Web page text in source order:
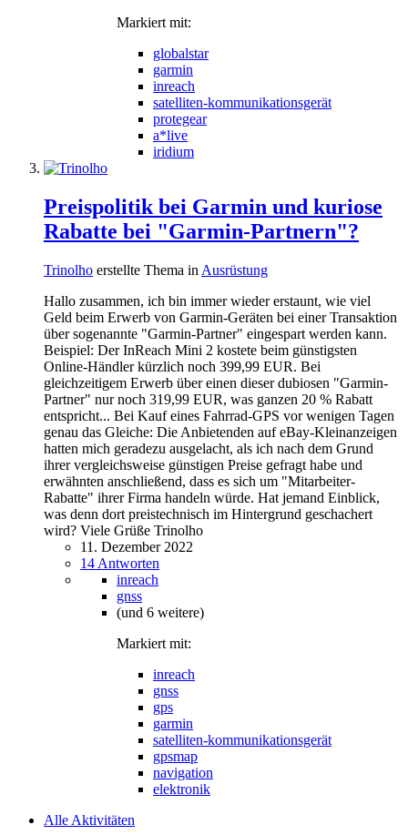
Markiert mit:
globalstar
garmin
inreach
satelliten-kommunikationsgerät
protegear
a*live
iridium
Preispolitik bei Garmin und kuriose
Rabatte bei "Garmin-Partnern"?
Trinolho erstellte Thema in Ausrüstung
Hallo zusammen, ich bin immer wieder erstaunt, wie viel
Geld beim Erwerb von Garmin-Geräten bei einer Transaktion
über sogenannte "Garmin-Partner" eingespart werden kann.
Beispiel: Der InReach Mini 2 kostete beim günstigsten
Online-Händler kürzlich noch 399,99 EUR. Bei
gleichzeitigem Erwerb über einen dieser dubiosen "Garmin-
Partner" nur noch 319,99 EUR, was ganzen 20 % Rabatt
entspricht... Bei Kauf eines Fahrrad-GPS vor wenigen Tagen
genau das Gleiche: Die Anbietenden auf eBay-Kleinanzeigen
hatten mich geradezu ausgelacht, als ich nach dem Grund
ihrer vergleichsweise günstigen Preise gefragt habe und
erwähnten anschließend, dass es sich um "Mitarbeiter-
Rabatte" ihrer Firma handeln würde. Hat jemand Einblick,
was denn dort preistechnisch im Hintergrund geschachert
wird? Viele Grüße Trinolho
11. Dezember 2022
14 Antworten
inreach
gnss
(und 6 weitere)
Markiert mit:
inreach
gnss
gps
garmin
satelliten-kommunikationsgerät
gpsmap
navigation
elektronik
Alle Aktivitäten